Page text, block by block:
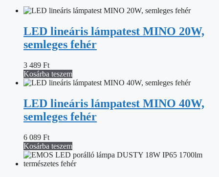
LED lineáris lámpatest MINO 20W,
semleges fehér
3 489 Ft
Kosárba teszem
LED lineáris lámpatest MINO 40W,
semleges fehér
6 089 Ft
Kosárba teszem